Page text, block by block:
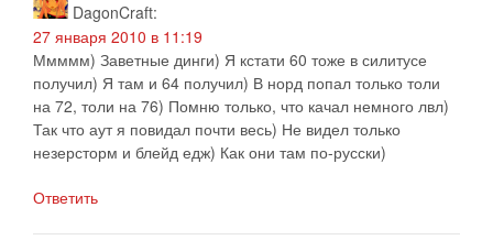
DagonCraft:
27 января 2010 в 11:19
Ммммм) Заветные динги) Я кстати 60 тоже в силитусе
получил) Я там и 64 получил) В норд попал только толи
на 72, толи на 76) Помню только, что качал немного лвл)
Так что аут я повидал почти весь) Не видел только
незерсторм и блейд едж) Как они там по-русски)
Ответить